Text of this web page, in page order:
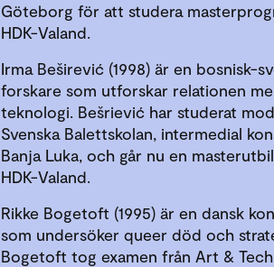
Göteborg för att studera
HDK-Valand.
Irma Beširević (1998) är en bosnisk-
forskare som utforskar relationen
teknologi. Bešriević har studerat
Svenska Balettskolan, intermedial
Banja Luka, och går nu en
HDK-Valand.
Rikke Bogetoft (1995) är en dansk
som undersöker queer död och
Bogetoft tog examen från Art &